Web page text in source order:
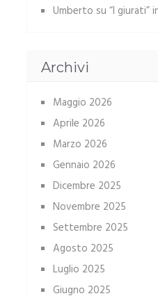
Umberto su “I giurati”
Archivi
Maggio 2026
Aprile 2026
Marzo 2026
Gennaio 2026
Dicembre 2025
Novembre 2025
Settembre 2025
Agosto 2025
Luglio 2025
Giugno 2025